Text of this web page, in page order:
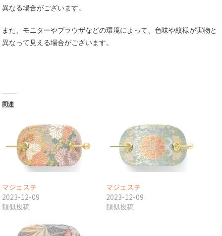
異なる場合がございます。
また、モニターやブラウザなどの環境によって、色味や紋様が実物と
異なって見える場合がございます。
関連
マジェステ
2023-12-09
類似投稿
マジェステ
2023-12-09
類似投稿